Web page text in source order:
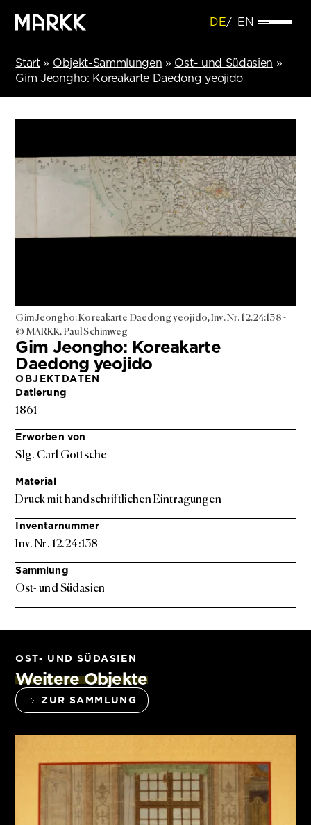
DE EN
Start» Objekt-Sammlungen » Ost- und Südasien »
Gim Jeongho: Koreakarte Daedong yeojido
OBJEKTDATEN
Datierung
1861
Erworben von
Slg. Carl Gottsche
Material
Druck mit handschriftlichen Eintragungen
Inventarnummer
Inv. Nr. 12.24:138
Sammlung
Ost- und Südasien
Gim Jeongho: Koreakarte
Daedong yeojido
Gim Jeongho: Koreakarte Daedong yeojido, Inv. Nr. 12.24:138 -
© MARKK, Paul Schimweg
OST- UND SÜDASIEN
Weitere Objekte
ZUR SAMMLUNG